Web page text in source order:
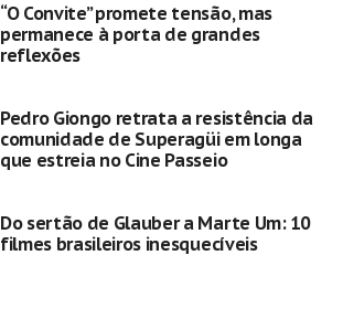
“O Convite” promete tensão, mas
permanece à porta de grandes
reflexões
Pedro Giongo retrata a resistência da
comunidade de Superagüi em longa
que estreia no Cine Passeio
Do sertão de Glauber a Marte Um: 10
filmes brasileiros inesquecíveis